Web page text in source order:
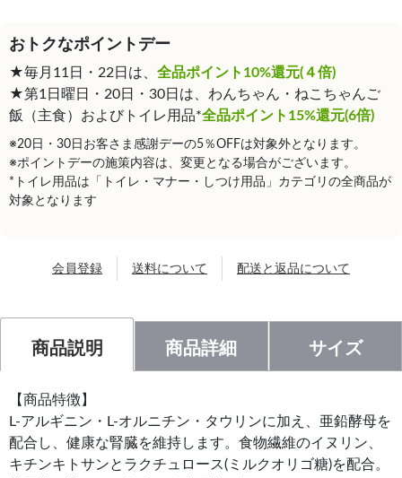
おトクなポイントデー
★毎月11日・22日は、 全品ポイント10%還元(４倍)
★第1日曜日・20日・30日は、わんちゃん・ねこちゃんご
飯（主食）およびトイレ用品*全品ポイント15%還元(6倍)
※20日・30日お客さま感謝デーの5％OFFは対象外となります。
※ポイントデーの施策内容は、変更となる場合がございます。
*トイレ用品は「トイレ・マナー・しつけ用品」カテゴリの全商品が
対象となります
会員登録 送料について 配送と返品について
商品説明 商品詳細 サイズ
【商品特徴】
L-アルギニン・L-オルニチン・タウリンに加え、亜鉛酵母を
配合し、健康な腎臓を維持します。食物繊維のイヌリン、
キチンキトサンとラクチュロース(ミルクオリゴ糖)を配合。